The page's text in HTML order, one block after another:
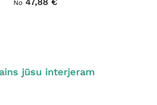
No
jūsu interjeram